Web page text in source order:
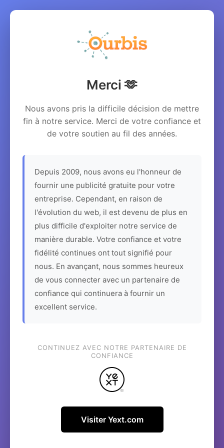
Merci 🫶
Nous avons pris la difficile décision de mettre
fin à notre service. Merci de votre confiance et
de votre soutien au fil des années.
Depuis 2009, nous avons eu l'honneur de
fournir une publicité gratuite pour votre
entreprise. Cependant, en raison de
l'évolution du web, il est devenu de plus en
plus difficile d'exploiter notre service de
manière durable. Votre confiance et votre
fidélité continues ont tout signifié pour
nous. En avançant, nous sommes heureux
de vous connecter avec un partenaire de
confiance qui continuera à fournir un
excellent service.
CONTINUEZ AVEC NOTRE PARTENAIRE DE
CONFIANCE
Visiter Yext.com